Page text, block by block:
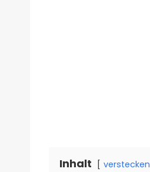
Inhalt verstecken